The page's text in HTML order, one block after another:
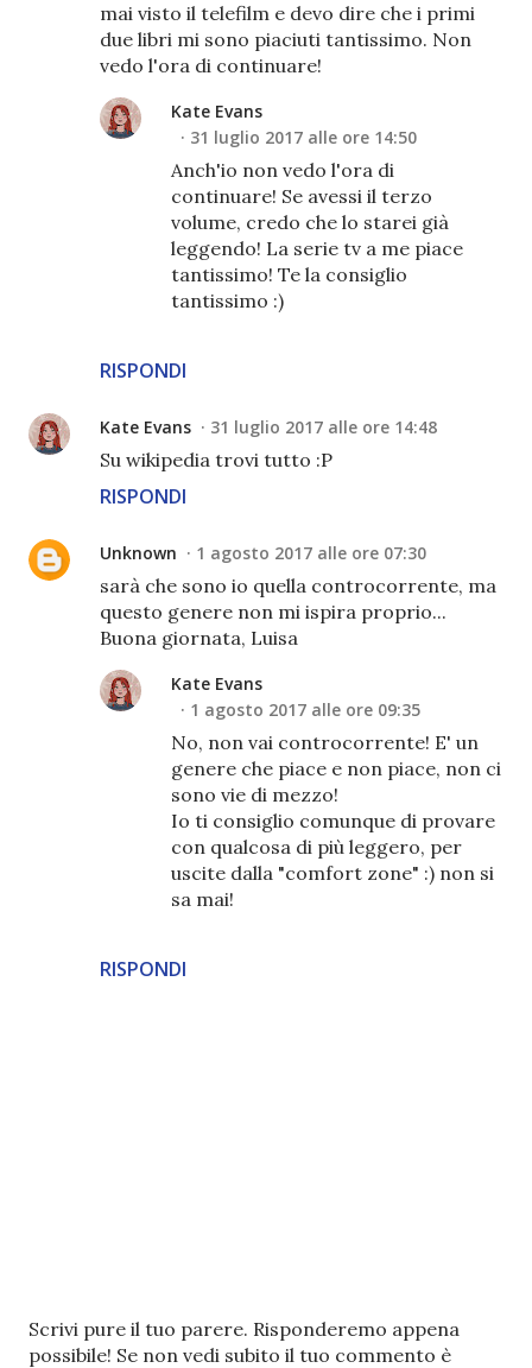
mai visto il telefilm e devo dire che i primi
due libri mi sono piaciuti tantissimo. Non
vedo l'ora di continuare!
RISPONDI
Kate Evans
31 luglio 2017 alle ore 14:50
Anch'io non vedo l'ora di
continuare! Se avessi il terzo
volume, credo che lo starei già
leggendo! La serie tv a me piace
tantissimo! Te la consiglio
tantissimo :)
Kate Evans 31 luglio 2017 alle ore 14:48
Su wikipedia trovi tutto :P
RISPONDI
Unknown 1 agosto 2017 alle ore 07:30
sarà che sono io quella controcorrente, ma
questo genere non mi ispira proprio...
Buona giornata, Luisa
RISPONDI
Kate Evans
1 agosto 2017 alle ore 09:35
No, non vai controcorrente! E' un
genere che piace e non piace, non ci
sono vie di mezzo!
Io ti consiglio comunque di provare
con qualcosa di più leggero, per
uscite dalla "comfort zone" :) non si
sa mai!
P
o
Scrivi pure il tuo parere. Risponderemo appena
possibile! Se non vedi subito il tuo commento è